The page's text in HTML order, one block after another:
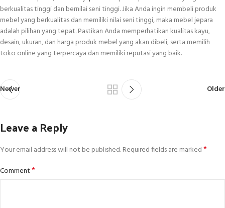
berkualitas tinggi dan bernilai seni tinggi. Jika Anda ingin membeli produk
mebel yang berkualitas dan memiliki nilai seni tinggi, maka mebel jepara
adalah pilihan yang tepat. Pastikan Anda memperhatikan kualitas kayu,
desain, ukuran, dan harga produk mebel yang akan dibeli, serta memilih
toko online yang terpercaya dan memiliki reputasi yang baik.
Newer Older
Leave a Reply
Your email address will not be published.Required fields are marked*
Comment*